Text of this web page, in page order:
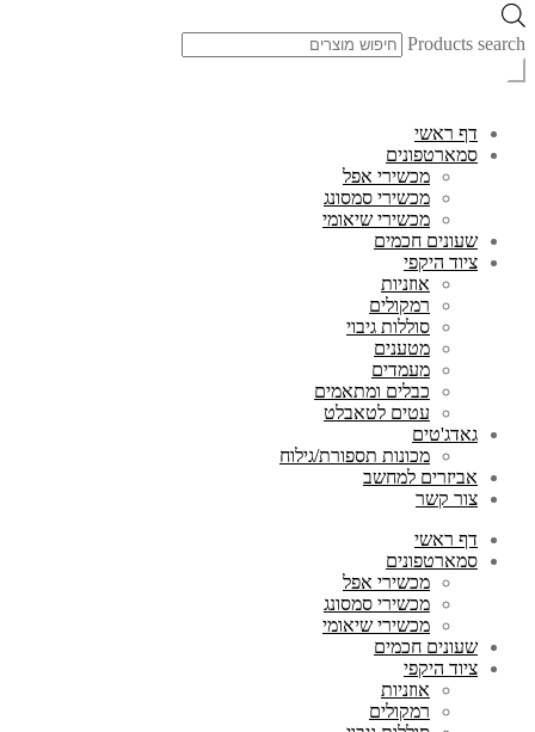
Products search
דף ראשי
סמארטפונים
מכשירי אפל
מכשירי סמסונג
מכשירי שיאומי
שעונים חכמים
ציוד היקפי
אוזניות
רמקולים
סוללות גיבוי
מטענים
מעמדים
כבלים ומתאמים
עטים לטאבלט
גאדג'טים
מכונות תספורת/גילוח
אביזרים למחשב
צור קשר
דף ראשי
סמארטפונים
מכשירי אפל
מכשירי סמסונג
מכשירי שיאומי
שעונים חכמים
ציוד היקפי
אוזניות
רמקולים